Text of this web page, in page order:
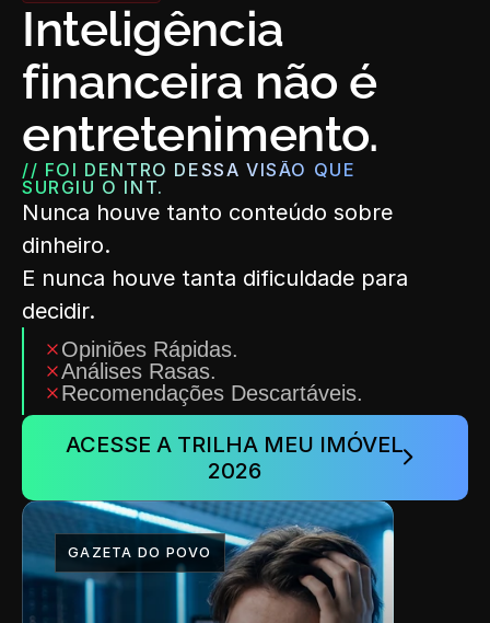
Inteligência
financeira não é
entretenimento.
// FOI DENTRO DESSA VISÃO QUE
SURGIU O INT.
Nunca houve tanto conteúdo sobre
dinheiro.
E nunca houve tanta dificuldade para
decidir.
Opiniões Rápidas.
Análises Rasas.
Recomendações Descartáveis.
ACESSE A TRILHA MEU IMÓVEL
2026
GAZETA DO POVO